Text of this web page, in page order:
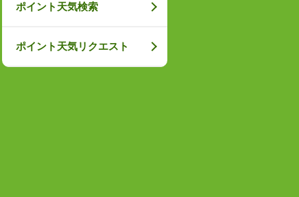
ポイント天気検索
ポイント天気リクエスト